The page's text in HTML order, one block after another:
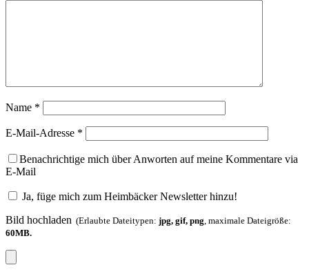
Name *
E-Mail-Adresse *
Benachrichtige mich über Anworten auf meine Kommentare via
E-Mail
Ja, füge mich zum Heimbäcker Newsletter hinzu!
Bild hochladen (Erlaubte Dateitypen: jpg, gif, png , maximale Dateigröße:
60MB.